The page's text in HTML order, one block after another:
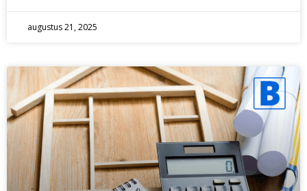
augustus 21, 2025